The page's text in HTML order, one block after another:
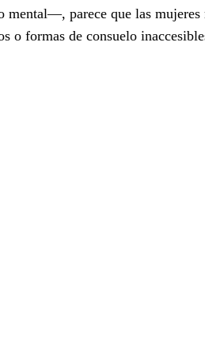
mental—, parece que las mujeres
o formas de consuelo